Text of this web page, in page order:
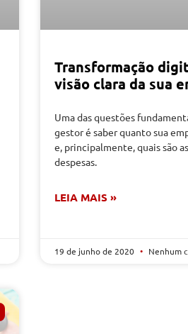
Transformação
visão clara da sua
Uma das questões
gestor é saber quanto sua
e, principalmente, quais são
despesas.
LEIA MAIS »
19 de junho de 2020 Nenhum